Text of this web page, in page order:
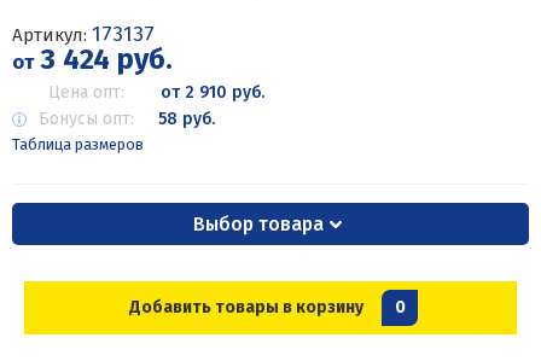
Артикул: 173137
от3 424 руб.
Цена опт:
от 2 910 руб.
Бонусы опт:
58 руб.
Таблица размеров
Выбор товара
Добавить товары в корзину 0